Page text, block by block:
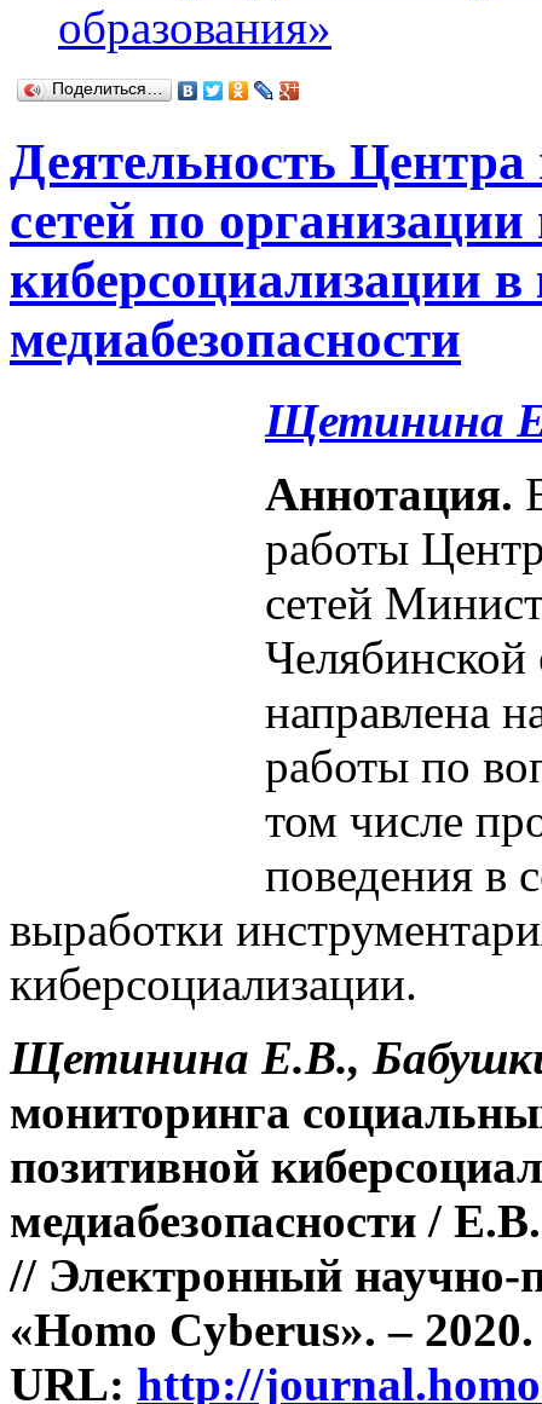
образования»
Поделиться…
Деятельность
сетей по
киберсоциализации в
медиабезопасности
Щетинина
Аннотация.
работы
сетей
Челябинской
направлена
работы по
том числе
поведения в
выработки
киберсоциализации.
Щетинина Е.В.,
мониторинга
позитивной
медиабезопасности /
// Электронный научно-
«Homo Cyberus». –
URL: http://